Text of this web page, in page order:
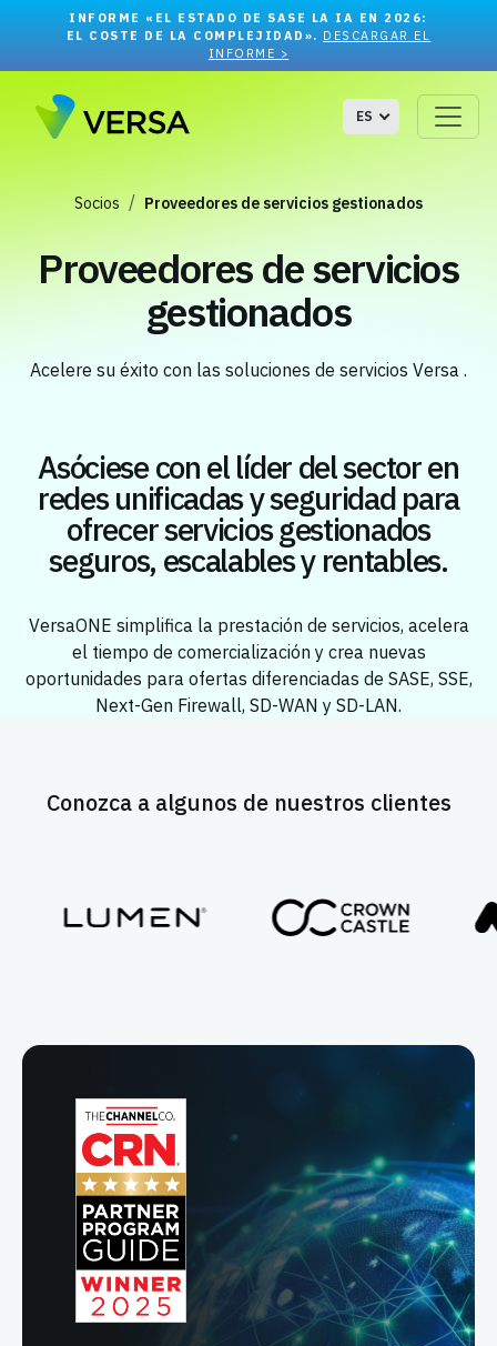
INFORME «EL ESTADO DE SASE LA IA EN 2026:
EL COSTE DE LA COMPLEJIDAD». DESCARGAR EL
INFORME >
ES
Socios Proveedores de servicios gestionados
Proveedores de servicios
gestionados
Acelere su éxito con las soluciones de servicios Versa .
Asóciese con el líder del sector en
redes unificadas y seguridad para
ofrecer servicios gestionados
seguros, escalables y rentables.
VersaONE simplifica la prestación de servicios, acelera
el tiempo de comercialización y crea nuevas
oportunidades para ofertas diferenciadas de SASE, SSE,
Next-Gen Firewall, SD-WAN y SD-LAN.
Conozca a algunos de nuestros clientes